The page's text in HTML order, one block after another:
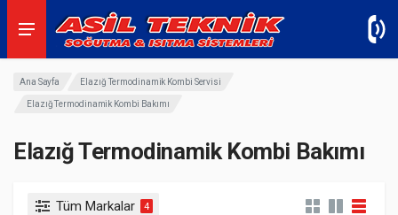
Ana Sayfa Elazığ Termodinamik Kombi Servisi
Elazığ Termodinamik Kombi Bakımı
Elazığ Termodinamik Kombi Bakımı
Tüm Markalar 4